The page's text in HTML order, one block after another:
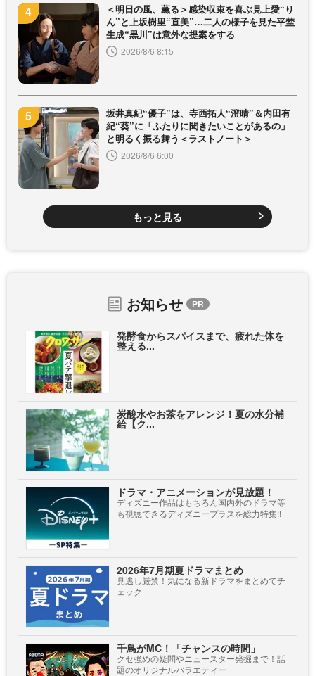
＜明日の風、薫る＞感染収束を喜ぶ見上愛“り
ん”と上坂樹里“直美”…二人の様子を見た平埜
生成“黒川”は意外な提案をする
2026/8/6 8:15
坂井真紀“優子”は、寺西拓人“澄晴”＆内田有
紀“葵”に「ふたりに聞きたいことがあるの」
と明るく振る舞う＜ラストノート＞
2026/8/6 6:00
もっと見る
お知らせ
発酵食からスパイスまで、疲れた体を
整える...
炭酸水やお茶をアレンジ！夏の水分補
給【ク...
ドラマ・アニメーションが見放題！
ディズニー作品はもちろん国内外のドラマ等
も視聴できるディズニープラスを総力特集!!
2026年7月期夏ドラマまとめ
見逃し厳禁！気になる新ドラマをまとめてチ
ェック
千鳥がMC！「チャンスの時間」
クセ強めの疑問やニュースター発掘まで！話
題のオリジナルバラエティー